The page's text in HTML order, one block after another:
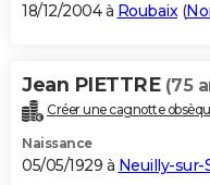
18/12/2004 à Roubaix(
Jean PIETTRE (75
Créer une cagnotte
Naissance
05/05/1929 à Neuilly-sur-